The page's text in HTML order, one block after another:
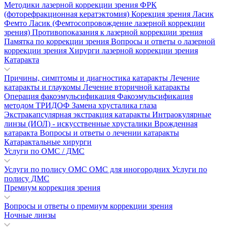
Методики лазерной коррекции зрения ФРК
(фоторефракционная кератэктомия) Корекция зрения Ласик
Фемто Ласик (Фемтосопровождение лазерной коррекции
зрения) Противопоказания к лазерной коррекции зрения
Памятка по коррекции зрения Вопросы и ответы о лазерной
коррекции зрения Хирурги лазерной коррекции зрения
Катаракта
Причины, симптомы и диагностика катаракты Лечение
катаракты и глаукомы Лечение вторичной катаракты
Операция факоэмульсификация Факоэмульсификация
методом ТРИДОФ Замена хрусталика глаза
Экстракапсулярная экстракция катаракты Интраокулярные
линзы (ИОЛ) - искусственные хрусталики Врожденная
катаракта Вопросы и ответы о лечении катаракты
Катарактальные хирурги
Услуги по ОМС / ДМС
Услуги по полису ОМС ОМС для иногородних Услуги по
полису ДМС
Премиум коррекция зрения
Вопросы и ответы о премиум коррекции зрения
Ночные линзы